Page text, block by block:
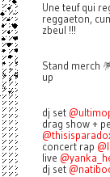
Une teuf qui
reggaeton,
zbeul !!!
Stand merch
up
dj set
drag show +
concert rap
live
dj set